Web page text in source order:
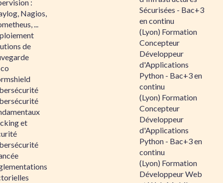
:
Nagios,
...
de
et
Sécurisées - Bac+3
en continu
(Lyon) Formation
Concepteur
Développeur
d'Applications
Python - Bac+3 en
continu
(Lyon) Formation
Concepteur
Développeur
d'Applications
Python - Bac+3 en
continu
(Lyon) Formation
Développeur Web